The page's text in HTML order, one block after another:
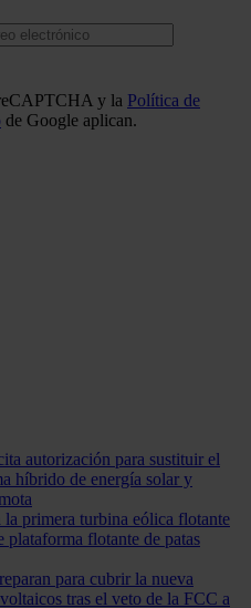
y la Política de
de Google aplican.
autorización para sustituir el
híbrido de energía solar y
primera turbina eólica flotante
flotante de patas
para cubrir la nueva
tras el veto de la FCC a